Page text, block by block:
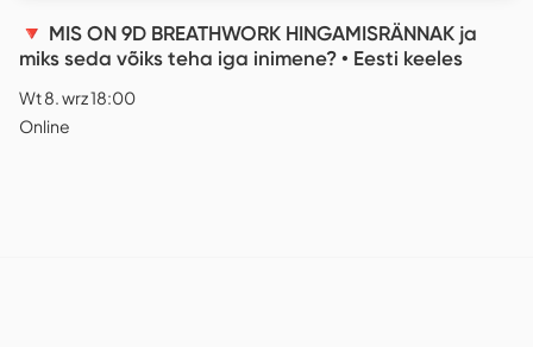
🔻 MIS ON 9D BREATHWORK HINGAMISRÄNNAK ja
miks seda võiks teha iga inimene? • Eesti keeles
Wt 8. wrz 18:00
Online